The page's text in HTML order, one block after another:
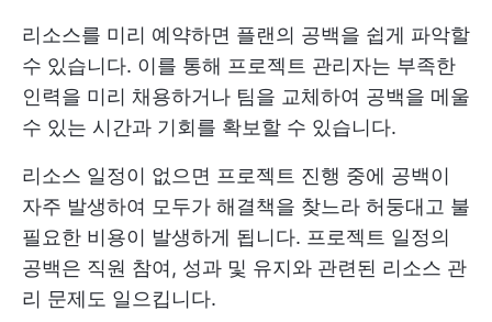
리소스를 미리 예약하면 플랜의 공백을 쉽게 파악할
수 있습니다. 이를 통해 프로젝트 관리자는 부족한
인력을 미리 채용하거나 팀을 교체하여 공백을 메울
수 있는 시간과 기회를 확보할 수 있습니다.
리소스 일정이 없으면 프로젝트 진행 중에 공백이
자주 발생하여 모두가 해결책을 찾느라 허둥대고 불
필요한 비용이 발생하게 됩니다. 프로젝트 일정의
공백은 직원 참여, 성과 및 유지와 관련된 리소스 관
리 문제도 일으킵니다.